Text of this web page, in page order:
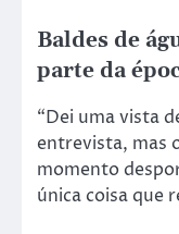
Baldes de
parte da
“Dei uma vista
entrevista, mas
momento
única coisa que